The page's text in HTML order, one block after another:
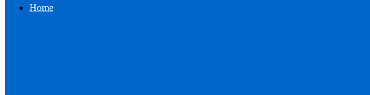
Home